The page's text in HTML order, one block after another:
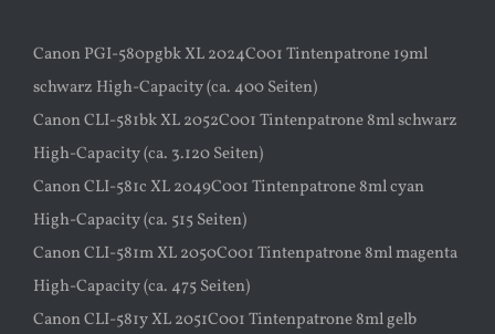
Canon PGI-580pgbk XL 2024C001 Tintenpatrone 19ml
schwarz High-Capacity (ca. 400 Seiten)
Canon CLI-581bk XL 2052C001 Tintenpatrone 8ml schwarz
High-Capacity (ca. 3.120 Seiten)
Canon CLI-581c XL 2049C001 Tintenpatrone 8ml cyan
High-Capacity (ca. 515 Seiten)
Canon CLI-581m XL 2050C001 Tintenpatrone 8ml magenta
High-Capacity (ca. 475 Seiten)
Canon CLI-581y XL 2051C001 Tintenpatrone 8ml gelb